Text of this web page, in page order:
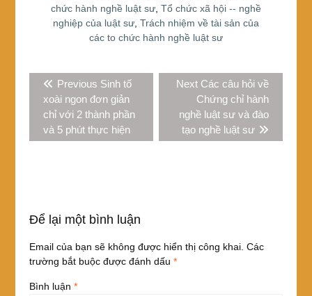
chức hành nghề luật sư, Tổ chức xã hội -- nghề
nghiệp của luật sư, Trách nhiệm về tài sản của
các to chức hành nghề luật sư
hướng
bài
viết
Previous Previous
post:
Sinh tố
xoài ngon đơn giản
chỉ với 2 thành phần
và 5 phút thực hiện
Next Next
post:
Các câu hỏi về
Chứng chỉ hành
nghề luật sư và đào
tạo nghề luật sư
Để lại một bình luận
Email của bạn sẽ không được hiển thị công khai. Các
trường bắt buộc được đánh dấu *
Bình luận *